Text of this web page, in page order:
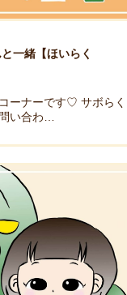
一緒【ほいらく
ーナーです♡ サボらく
い合わ…